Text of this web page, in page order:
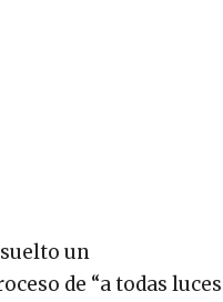
un
de “a todas luces